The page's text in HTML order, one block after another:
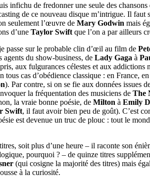
infichu de fredonner une seule des
de ce nouveau disque m’intrigue. Il
seulement l’œuvre de Mary Godwin mais
d’une Taylor Swift que l’on a par ailleurs
passe sur le probable clin d’œil au film de
agents du show-business, de Lady Gaga à
aux fulgurances célestes et aux
cas d’obédience classique : en France,
). Par contre, si on se fie aux données issues
la fréquentation des musiciens de The
la vraie bonne poésie, de Milton à Emily
Swift, il faut avoir bien peu de goût). C’est
est devenue un truc de plouc : tout le
soit plus d’une heure – il raconte son
pourquoi ? – de quinze titres
(qui cosigne la majorité des titres) mais
à la curiosité.